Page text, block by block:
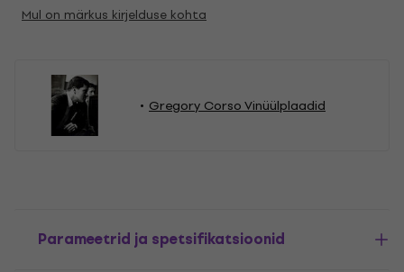
Mul on märkus kirjelduse kohta
Gregory Corso Vinüülplaadid
Parameetrid ja spetsifikatsioonid